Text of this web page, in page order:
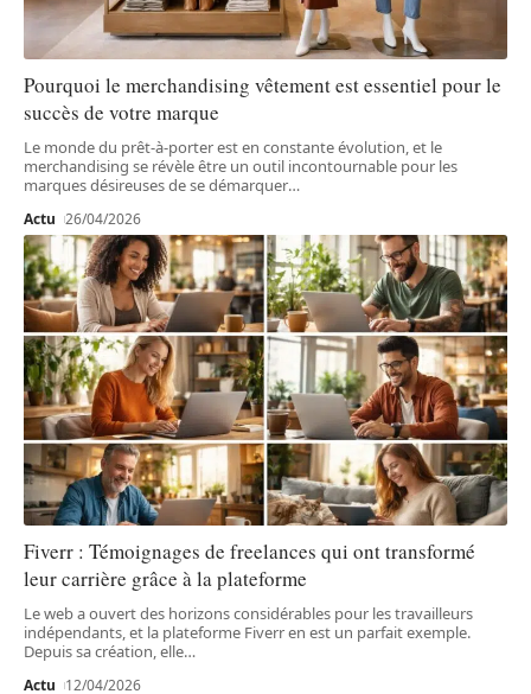
Pourquoi le merchandising vêtement est essentiel pour le
succès de votre marque
Le monde du prêt-à-porter est en constante évolution, et le
merchandising se révèle être un outil incontournable pour les
marques désireuses de se démarquer…
Actu 26/04/2026
Fiverr : Témoignages de freelances qui ont transformé
leur carrière grâce à la plateforme
Le web a ouvert des horizons considérables pour les travailleurs
indépendants, et la plateforme Fiverr en est un parfait exemple.
Depuis sa création, elle…
Actu 12/04/2026